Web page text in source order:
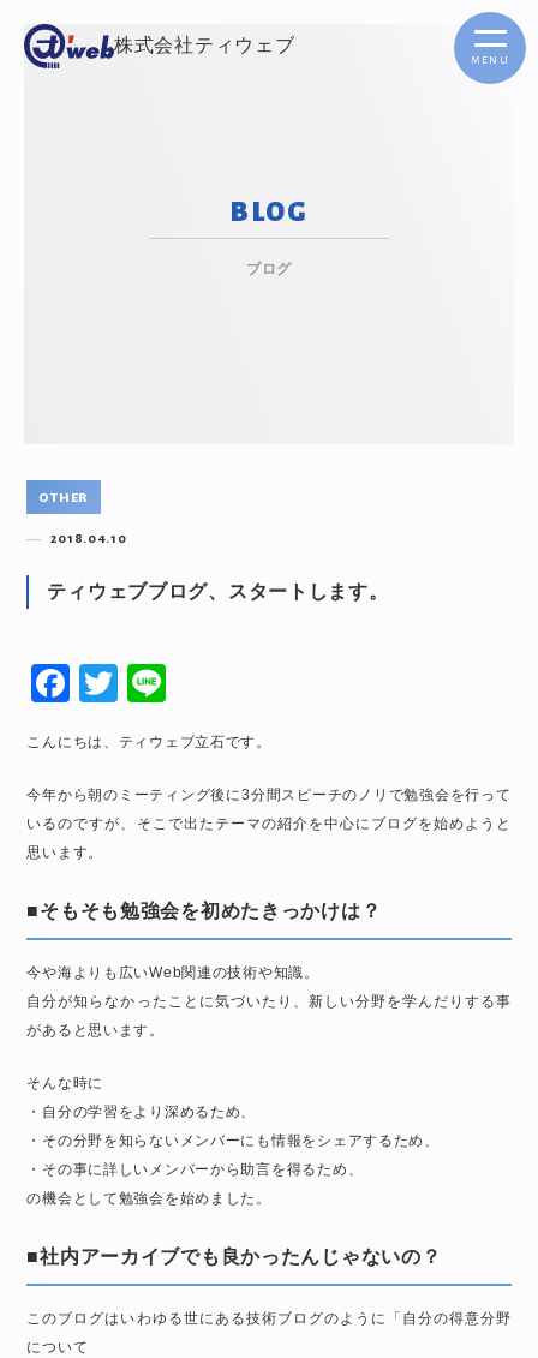
株式会社ティウェブ
menu
BLOG
ブログ
other
2018.04.10
ティウェブブログ、スタートします。
F
c
e
b
o
k
T
tt
er
e
こんにちは、ティウェブ立石です。
今年から朝のミーティング後に3分間スピーチのノリで勉強会を行って
いるのですが、そこで出たテーマの紹介を中心にブログを始めようと
思います。
■そもそも勉強会を初めたきっかけは？
今や海よりも広いWeb関連の技術や知識。
自分が知らなかったことに気づいたり、新しい分野を学んだりする事
があると思います。
そんな時に
・自分の学習をより深めるため、
・その分野を知らないメンバーにも情報をシェアするため、
・その事に詳しいメンバーから助言を得るため、
の機会として勉強会を始めました。
■社内アーカイブでも良かったんじゃないの？
このブログはいわゆる世にある技術ブログのように「自分の得意分野
について